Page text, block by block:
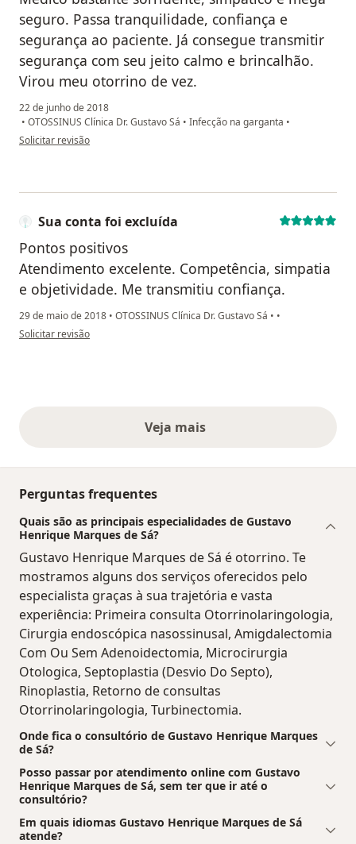
seguro. Passa tranquilidade, confiança e
segurança ao paciente. Já consegue transmitir
segurança com seu jeito calmo e brincalhão.
Virou meu otorrino de vez.
22 de junho de 2018
• OTOSSINUS Clínica Dr. Gustavo Sá • Infecção na garganta •
na opinião do utilizador paciente
Solicitar revisão
Sua conta foi excluída
Pontos positivos
Atendimento excelente. Competência, simpatia
e objetividade. Me transmitiu confiança.
29 de maio de 2018 • OTOSSINUS Clínica Dr. Gustavo Sá • •
na opinião do utilizador Sua conta foi excluída
Solicitar revisão
Veja maisopiniões acima
Perguntas frequentes
Quais são as principais especialidades de Gustavo
Henrique Marques de Sá?
Gustavo Henrique Marques de Sá é otorrino. Te
mostramos alguns dos serviços oferecidos pelo
especialista graças à sua trajetória e vasta
experiência: Primeira consulta Otorrinolaringologia,
Cirurgia endoscópica nasossinusal, Amigdalectomia
Com Ou Sem Adenoidectomia, Microcirurgia
Otologica, Septoplastia (Desvio Do Septo),
Rinoplastia, Retorno de consultas
Otorrinolaringologia, Turbinectomia.
Onde fica o consultório de Gustavo Henrique Marques
de Sá?
Posso passar por atendimento online com Gustavo
Henrique Marques de Sá, sem ter que ir até o
consultório?
Em quais idiomas Gustavo Henrique Marques de Sá
atende?